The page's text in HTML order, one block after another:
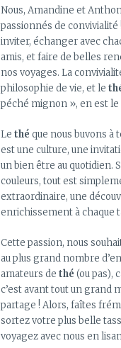
Nous, Amandine et
passionnés de convivialité
inviter, échanger avec
amis, et faire de belles
nos voyages. La
philosophie de vie, et le
péché mignon », en est le
Le thé que nous buvons à
est une culture, une
un bien être au quotidien.
couleurs, tout est
extraordinaire, une
enrichissement à chaque
Cette passion, nous
au plus grand nombre
amateurs de thé (ou pas),
c’est avant tout un grand
partage ! Alors, faîtes
sortez votre plus belle
voyagez avec nous en